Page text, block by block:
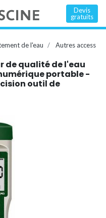
Devis
gratuits
de l'eau Autres
de qualité de l'eau
portable -
outil de